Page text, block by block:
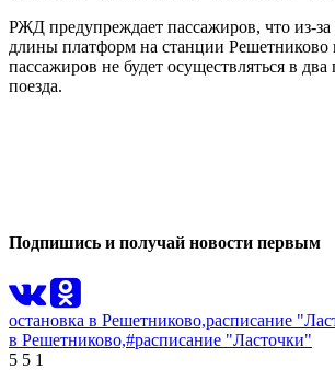
РЖД предупреждает пассажиров, что из-
длины платформ на станции Решетниково
пассажиров не будет осуществляться в два
поезда.
Подпишись и получай новости первым
остановка в Решетниково,расписание
в Решетниково,#расписание "Ласточки"
5 5 1